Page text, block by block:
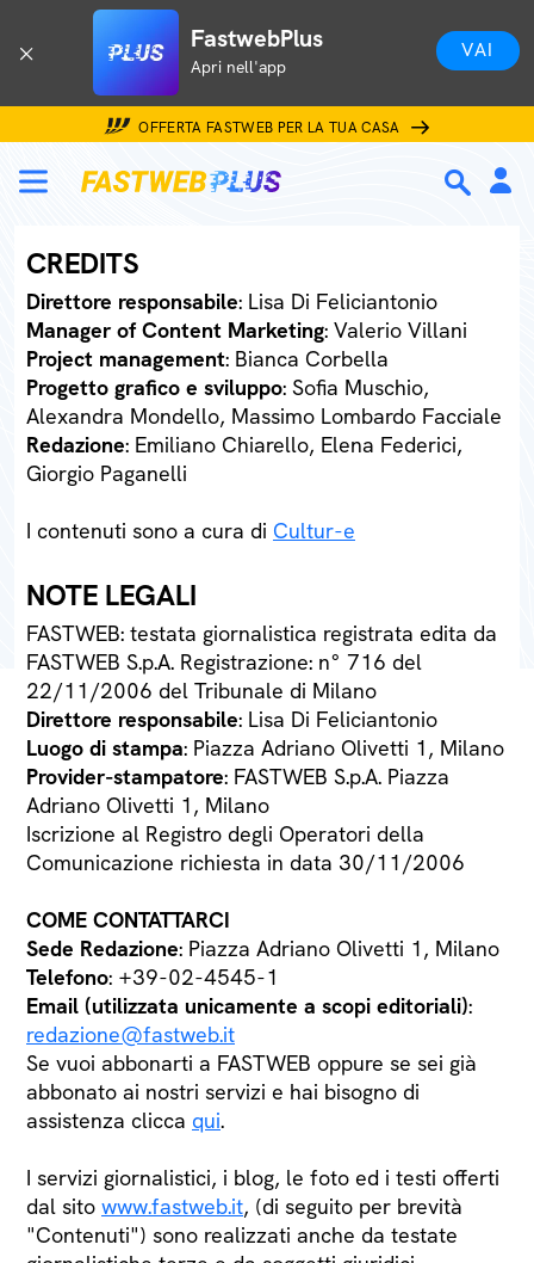
FastwebPlus
Apri nell'app
VAI
OFFERTA FASTWEB PER LA TUA CASA
CREDITS
Direttore responsabile: Lisa Di Feliciantonio
Manager of Content Marketing: Valerio Villani
Project management: Bianca Corbella
Progetto grafico e sviluppo: Sofia Muschio,
Alexandra Mondello, Massimo Lombardo Facciale
Redazione: Emiliano Chiarello, Elena Federici,
Giorgio Paganelli
I contenuti sono a cura di Cultur-e
NOTE LEGALI
FASTWEB: testata giornalistica registrata edita da
FASTWEB S.p.A. Registrazione: n° 716 del
22/11/2006 del Tribunale di Milano
Direttore responsabile: Lisa Di Feliciantonio
Luogo di stampa: Piazza Adriano Olivetti 1, Milano
Provider-stampatore: FASTWEB S.p.A. Piazza
Adriano Olivetti 1, Milano
Iscrizione al Registro degli Operatori della
Comunicazione richiesta in data 30/11/2006
COME CONTATTARCI
Sede Redazione: Piazza Adriano Olivetti 1, Milano
Telefono: +39-02-4545-1
Email (utilizzata unicamente a scopi editoriali):
redazione@fastweb.it
Se vuoi abbonarti a FASTWEB oppure se sei già
abbonato ai nostri servizi e hai bisogno di
assistenza clicca qui.
I servizi giornalistici, i blog, le foto ed i testi offerti
dal sito www.fastweb.it, (di seguito per brevità
"Contenuti") sono realizzati anche da testate